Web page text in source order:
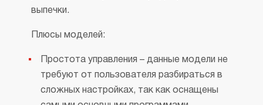
выпечки.
Плюсы моделей:
Простота управления – данные модели не
требуют от пользователя разбираться в
сложных настройках, так как оснащены